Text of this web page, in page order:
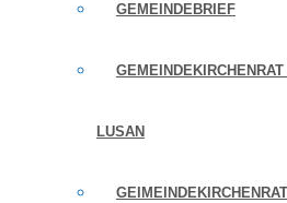
GEMEINDEBRIEF
LUSAN